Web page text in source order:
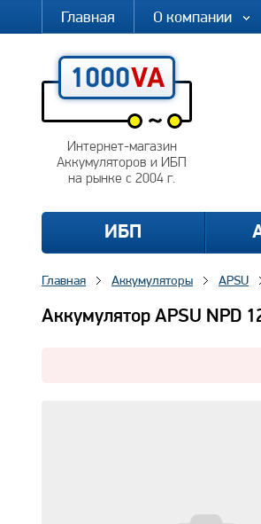
Главная О компании
Интернет-магазин
Аккумуляторов и ИБП
на рынке с 2004 г.
ИБП
Главная Аккумуляторы APSU
Аккумулятор APSU NPD